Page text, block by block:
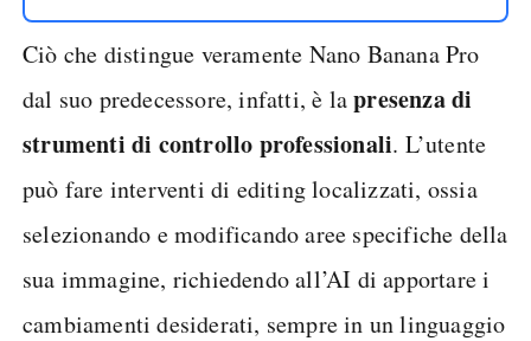
Ciò che distingue veramente Nano Banana Pro
dal suo predecessore, infatti, è lapresenza di
strumenti di controllo professionali. L’utente
può fare interventi di editing localizzati, ossia
selezionando e modificando aree specifiche della
sua immagine, richiedendo all’AI di apportare i
cambiamenti desiderati, sempre in un linguaggio